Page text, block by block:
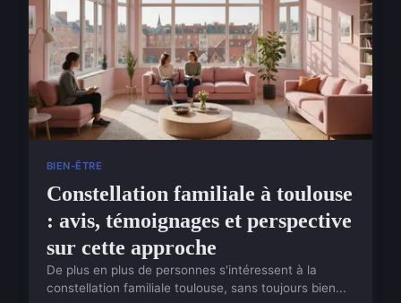
BIEN-ÊTRE
Constellation familiale à toulouse
: avis, témoignages et perspective
sur cette approche
De plus en plus de personnes s'intéressent à la
constellation familiale toulouse, sans toujours bien...